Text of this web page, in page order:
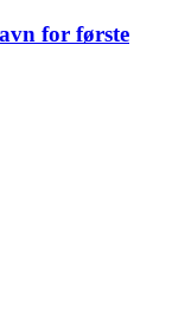
for første